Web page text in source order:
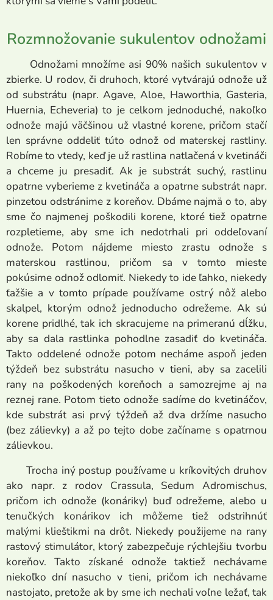
Rozmnožovanie sukulentov odnožami
Odnožami množíme asi 90% našich sukulentov v
zbierke. U rodov, či druhoch, ktoré vytvárajú odnože už
od substrátu (napr. Agave, Aloe, Haworthia, Gasteria,
Huernia, Echeveria) to je celkom jednoduché, nakoľko
odnože majú väčšinou už vlastné korene, pričom stačí
len správne oddeliť túto odnož od materskej rastliny.
Robíme to vtedy, keď je už rastlina natlačená v kvetináči
a chceme ju presadiť. Ak je substrát suchý, rastlinu
opatrne vyberieme z kvetináča a opatrne substrát napr.
pinzetou odstránime z koreňov. Dbáme najmä o to, aby
sme čo najmenej poškodili korene, ktoré tiež opatrne
rozpletieme, aby sme ich nedotrhali pri oddeľovaní
odnože. Potom nájdeme miesto zrastu odnože s
materskou rastlinou, pričom sa v tomto mieste
pokúsime odnož odlomiť. Niekedy to ide ľahko, niekedy
ťažšie a v tomto prípade používame ostrý nôž alebo
skalpel, ktorým odnož jednoducho odrežeme. Ak sú
korene pridlhé, tak ich skracujeme na primeranú dĺžku,
aby sa dala rastlinka pohodlne zasadiť do kvetináča.
Takto oddelené odnože potom necháme aspoň jeden
týždeň bez substrátu nasucho v tieni, aby sa zacelili
rany na poškodených koreňoch a samozrejme aj na
reznej rane. Potom tieto odnože sadíme do kvetináčov,
kde substrát asi prvý týždeň až dva držíme nasucho
(bez zálievky) a až po tejto dobe začíname s opatrnou
zálievkou.
Trocha iný postup používame u kríkovitých druhov
ako napr. z rodov Crassula, Sedum Adromischus,
pričom ich odnože (konáriky) buď odrežeme, alebo u
tenučkých konárikov ich môžeme tiež odstrihnúť
malými klieštikmi na drôt. Niekedy použijeme na rany
rastový stimulátor, ktorý zabezpečuje rýchlejšiu tvorbu
koreňov. Takto získané odnože taktiež nechávame
niekoľko dní nasucho v tieni, pričom ich nechávame
nastojato, pretože ak by sme ich nechali voľne ležať, tak